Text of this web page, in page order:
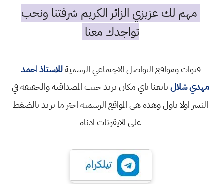
مهم لك عزيزي الزائر الكريم شرفتنا ونحب
تواجدك معنا
قنوات ومواقع التواصل الاجتماعي الرسميةللاستاذ احمد
مهدي شلالتابعنا باي مكان تريد حيث المصداقية والحقيقة في
النشر اولا باول وهذه هي المواقع الرسمية اختر ما تريد بالضغط
على الايقونات ادناه